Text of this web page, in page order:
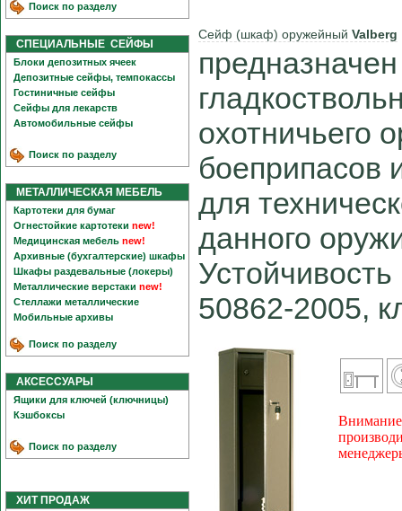
Поиск по разделу
СПЕЦИАЛЬНЫЕ СЕЙФЫ
Блоки депозитных ячеек
Депозитные сейфы, темпокассы
Гостиничные сейфы
Сейфы для лекарств
Автомобильные сейфы
Поиск по разделу
МЕТАЛЛИЧЕСКАЯ МЕБЕЛЬ
Картотеки для бумаг
Огнестойкие картотеки new!
Медицинская мебель new!
Архивные (бухгалтерские) шкафы
Шкафы раздевальные (локеры)
Металлические верстаки new!
Стеллажи металлические
Мобильные архивы
Поиск по разделу
АКСЕССУАРЫ
Ящики для ключей (ключницы)
Кэшбоксы
Поиск по разделу
ХИТ ПРОДАЖ
Сейф (шкаф) оружейный Valberg
охотничьего
боеприпасов
для
данного
50862-2005,